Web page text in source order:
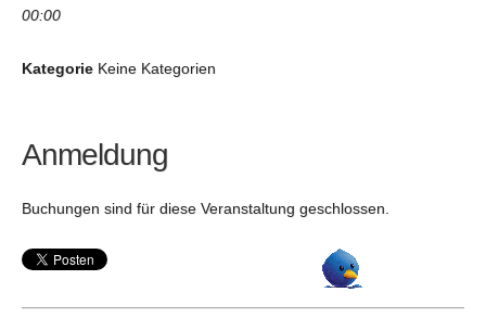
00:00
Kategorie Keine Kategorien
Anmeldung
Buchungen sind für diese Veranstaltung geschlossen.